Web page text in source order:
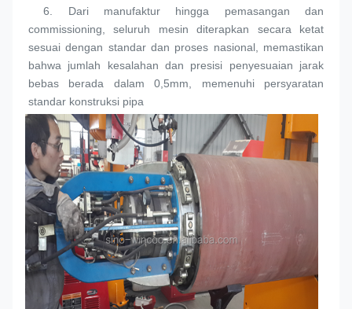
6. Dari manufaktur hingga pemasangan dan
commissioning, seluruh mesin diterapkan secara ketat
sesuai dengan standar dan proses nasional, memastikan
bahwa jumlah kesalahan dan presisi penyesuaian jarak
bebas berada dalam 0,5mm, memenuhi persyaratan
standar konstruksi pipa